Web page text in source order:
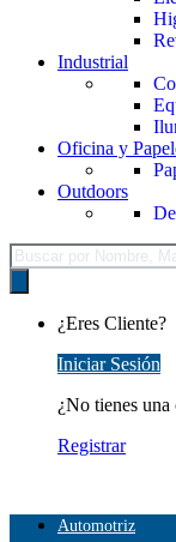
Industrial
Oficina y
Outdoors
Búsqueda
de
productos
¿Eres Cliente?
Iniciar Sesión
¿No tienes una
Registrar
Automotriz